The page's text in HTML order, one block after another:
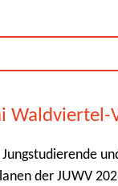
Waldviertel-
der JUWV